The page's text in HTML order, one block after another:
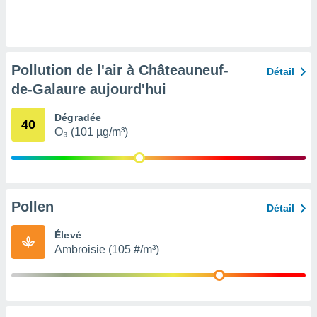
vous
de la
des
notre
le
en
Pollution de l'air à Châteauneuf-
de-Galaure aujourd'hui
Détail
40 Dégradée
O₃ (101 µg/m³)
Pollen Détail
Élevé
Ambroisie (105 #/m³)